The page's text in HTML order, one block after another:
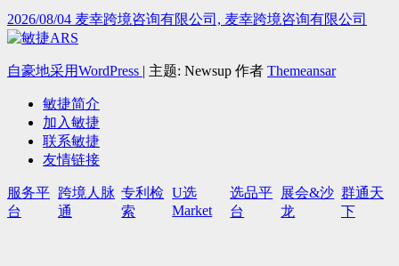
2026/08/04 麦幸跨境咨询有限公司, 麦幸跨境咨询有限公司
自豪地采用WordPress | 主题: Newsup 作者 Themeansar
敏捷简介
加入敏捷
联系敏捷
友情链接
服务平
台
跨境人脉
通
专利检
索
U选
Market
选品平
台
展会&沙
龙
群通天
下